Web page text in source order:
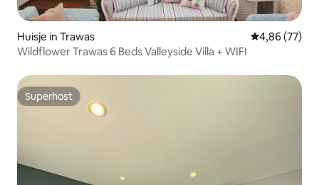
Huisje in Trawas Gemiddelde
4,86 (77)
Wildflower Trawas 6 Beds Valleyside Villa + WIFI
Superhost
Superhost